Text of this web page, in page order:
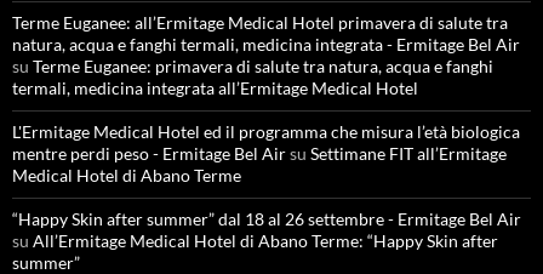
Terme Euganee: all’Ermitage Medical Hotel primavera di salute tra
natura, acqua e fanghi termali, medicina integrata - Ermitage Bel Air
su Terme Euganee: primavera di salute tra natura, acqua e fanghi
termali, medicina integrata all’Ermitage Medical Hotel
L'Ermitage Medical Hotel ed il programma che misura l’età biologica
mentre perdi peso - Ermitage Bel Airsu Settimane FIT all’Ermitage
Medical Hotel di Abano Terme
“Happy Skin after summer” dal 18 al 26 settembre - Ermitage Bel Air
su All’Ermitage Medical Hotel di Abano Terme: “Happy Skin after
summer”